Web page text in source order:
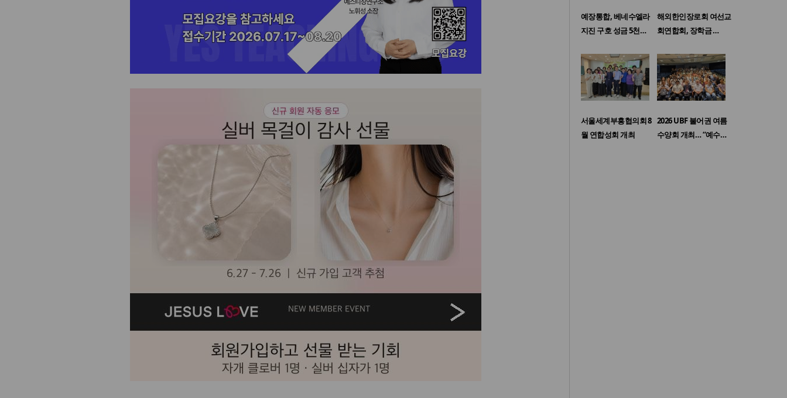
예장통합, 베네수엘라
지진 구호 성금 5천…
해외한인장로회 여선교
회연합회, 장학금 …
서울세계부흥협의회 8
월 연합성회 개최
2026 UBF 불어권 여름
수양회 개최… “예수…